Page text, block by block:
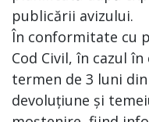
publicării avizului.
În conformitate cu
Cod Civil, în cazul
termen de 3 luni
devoluțiune și